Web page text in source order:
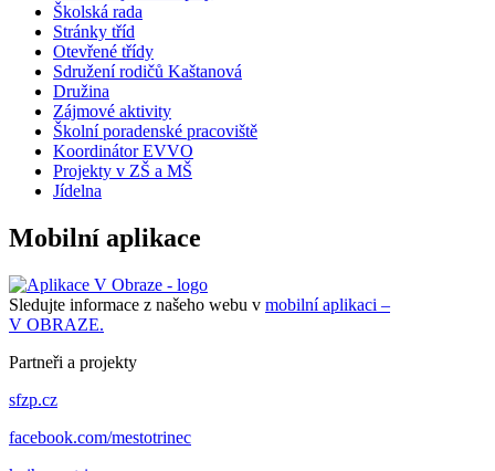
Školská rada
Stránky tříd
Otevřené třídy
Sdružení rodičů Kaštanová
Družina
Zájmové aktivity
Školní poradenské pracoviště
Koordinátor EVVO
Projekty v ZŠ a MŠ
Jídelna
Mobilní aplikace
Sledujte informace z našeho webu v mobilní aplikaci –
V OBRAZE.
Partneři a projekty
sfzp.cz
facebook.com/mestotrinec